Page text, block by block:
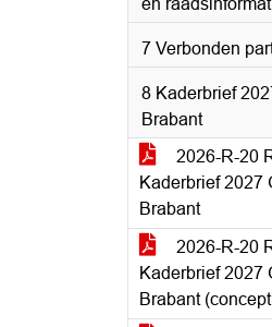
en
7 Verbonden
8 Kaderbrief
Brabant
2026-R-20
Kaderbrief 2027
Brabant
2026-R-20
Kaderbrief 2027
Brabant